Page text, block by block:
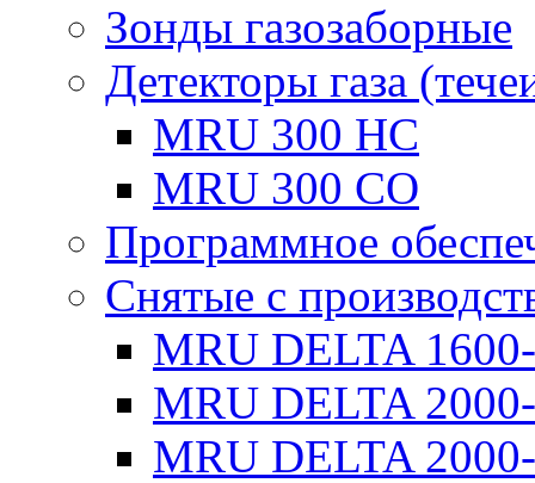
Зонды газозаборные
Детекторы газа
MRU 300 HC
MRU 300 CO
Программное
Снятые с
MRU DELTA
MRU DELTA
MRU DELTA